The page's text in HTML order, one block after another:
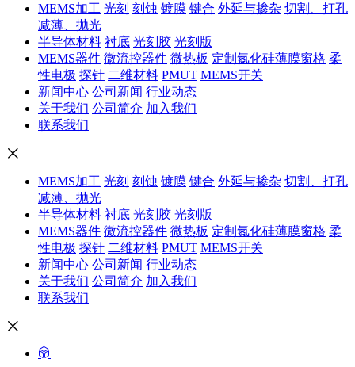
MEMS加工 光刻 刻蚀 镀膜 键合 外延与掺杂 切割、打孔
减薄、抛光
半导体材料 衬底 光刻胶 光刻版
MEMS器件 微流控器件 微热板 定制氮化硅薄膜窗格 柔
性电极 探针 二维材料 PMUT MEMS开关
新闻中心 公司新闻 行业动态
关于我们 公司简介 加入我们
联系我们
MEMS加工 光刻 刻蚀 镀膜 键合 外延与掺杂 切割、打孔
减薄、抛光
半导体材料 衬底 光刻胶 光刻版
MEMS器件 微流控器件 微热板 定制氮化硅薄膜窗格 柔
性电极 探针 二维材料 PMUT MEMS开关
新闻中心 公司新闻 行业动态
关于我们 公司简介 加入我们
联系我们